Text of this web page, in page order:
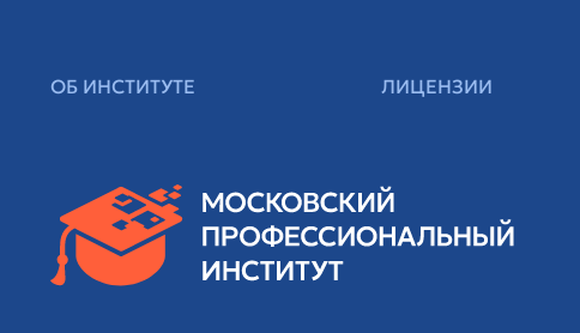
ОБ ИНСТИТУТЕ ЛИЦЕНЗИИ